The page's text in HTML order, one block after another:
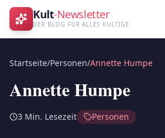
Kult-Newsletter
DER BLOG FÜR ALLES KULTIGE
Startseite/Personen/Annette Humpe
Annette Humpe
3 Min. Lesezeit Personen